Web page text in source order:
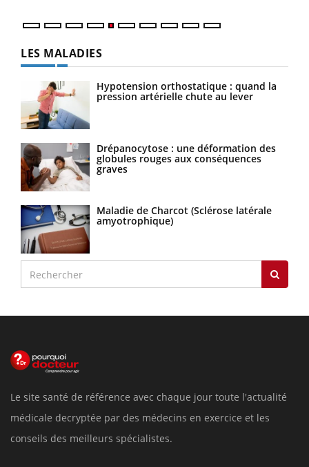
LES MALADIES
Hypotension orthostatique : quand la
pression artérielle chute au lever
Drépanocytose : une déformation des
globules rouges aux conséquences
graves
Maladie de Charcot (Sclérose latérale
amyotrophique)
Le site santé de référence avec chaque jour toute l'actualité
médicale decryptée par des médecins en exercice et les
conseils des meilleurs spécialistes.